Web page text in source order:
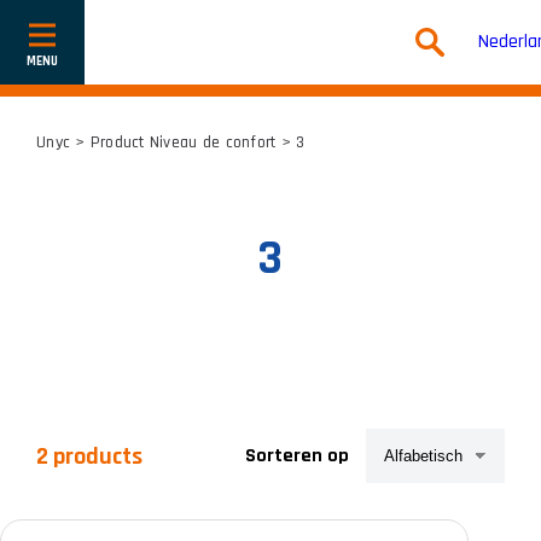
Toon
of
Unyc > Product Niveau de confort > 3
3
Productcategorieën
2 products Sorteren op